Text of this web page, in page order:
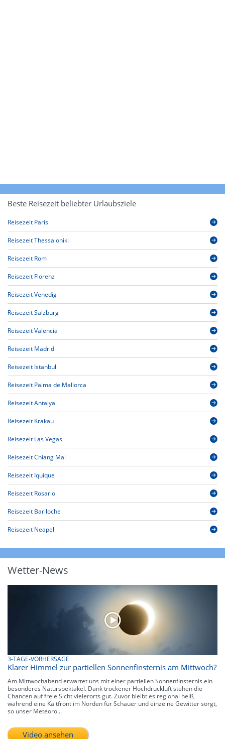
Beste Reisezeit beliebter Urlaubsziele
Reisezeit Paris
Reisezeit Thessaloniki
Reisezeit Rom
Reisezeit Florenz
Reisezeit Venedig
Reisezeit Salzburg
Reisezeit Valencia
Reisezeit Madrid
Reisezeit Istanbul
Reisezeit Palma de Mallorca
Reisezeit Antalya
Reisezeit Krakau
Reisezeit Las Vegas
Reisezeit Chiang Mai
Reisezeit Iquique
Reisezeit Rosario
Reisezeit Bariloche
Reisezeit Neapel
Wetter-News
3-TAGE-VORHERSAGE
Klarer Himmel zur partiellen Sonnenfinsternis am Mittwoch?
Am Mittwochabend erwartet uns mit einer partiellen Sonnenfinsternis ein
besonderes Naturspektakel. Dank trockener Hochdruckluft stehen die
Chancen auf freie Sicht vielerorts gut. Zuvor bleibt es regional heiß,
während eine Kaltfront im Norden für Schauer und einzelne Gewitter sorgt,
so unser Meteoro...
Video ansehen